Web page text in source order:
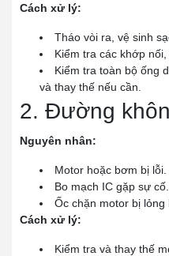
Cách xử lý:
Tháo vòi ra, vệ sinh
Kiểm tra các khớp nối,
Kiểm tra toàn bộ ống
và thay thế nếu cần.
2. Đường
Nguyên nhân:
Motor hoặc bơm bị lỗi.
Bo mạch IC gặp sự cố.
Ốc chặn motor bị lỏng
Cách xử lý:
Kiểm tra và thay thế